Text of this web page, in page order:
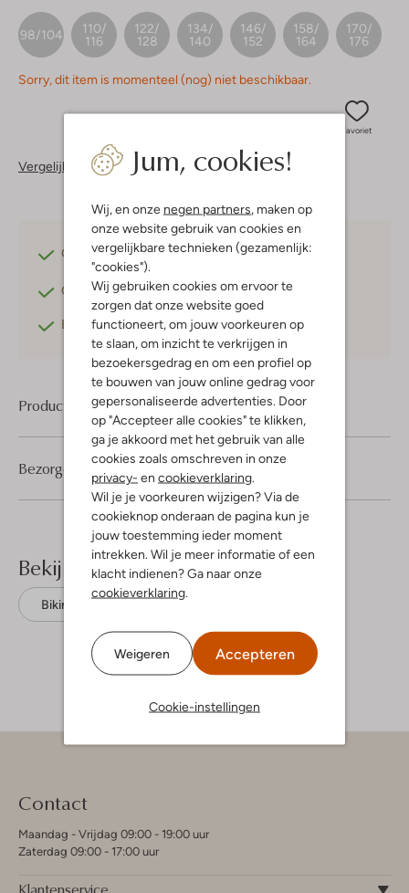
Jum, cookies!
Wij, en onze negen partners, maken op
onze website gebruik van cookies en
vergelijkbare technieken (gezamenlijk:
"cookies").
Wij gebruiken cookies om ervoor te
zorgen dat onze website goed
functioneert, om jouw voorkeuren op
te slaan, om inzicht te verkrijgen in
bezoekersgedrag en om een profiel op
te bouwen van jouw online gedrag voor
gepersonaliseerde advertenties. Door
op "Accepteer alle cookies" te klikken,
ga je akkoord met het gebruik van alle
cookies zoals omschreven in onze
privacy- en cookieverklaring.
Wil je je voorkeuren wijzigen? Via de
cookieknop onderaan de pagina kun je
jouw toestemming ieder moment
intrekken. Wil je meer informatie of een
klacht indienen? Ga naar onze
cookieverklaring.
Weigeren Accepteren
Cookie-instellingen
98/104
110/
116
122/
128
134/
140
146/
152
158/
164
170/
176
Sorry, dit item is momenteel (nog) niet beschikbaar.
Favoriet
Vergelijkbare items
Gratis verzendingvanaf €75,-
Gratis retournerenbinnen 30 dagen*
Betaal achterafmet Klarna
Product informatie
Bezorgen & retourneren
Bekijk meer
Bikini's
Contact
Maandag - Vrijdag 09:00 - 19:00 uur
Zaterdag 09:00 - 17:00 uur